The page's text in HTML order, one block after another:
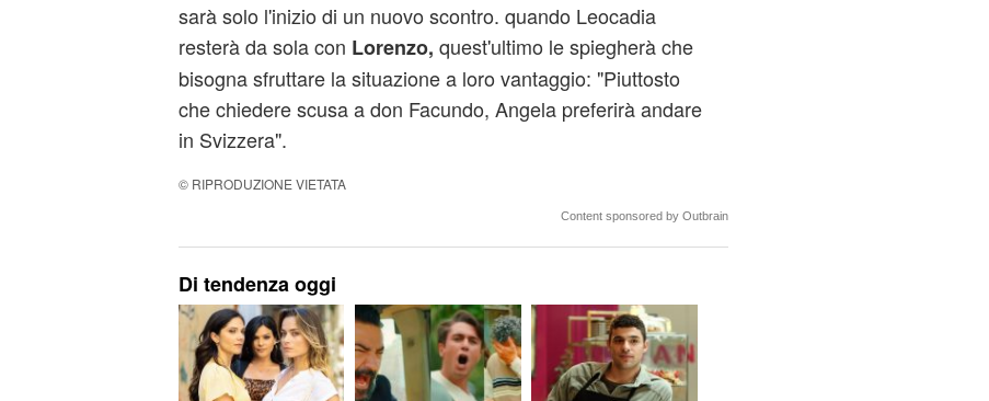
sarà solo l'inizio di un nuovo scontro. quando Leocadia
resterà da sola con Lorenzo, quest'ultimo le spiegherà che
bisogna sfruttare la situazione a loro vantaggio: "Piuttosto
che chiedere scusa a don Facundo, Angela preferirà andare
in Svizzera".
© RIPRODUZIONE VIETATA
Content sponsored by Outbrain
Di tendenza oggi